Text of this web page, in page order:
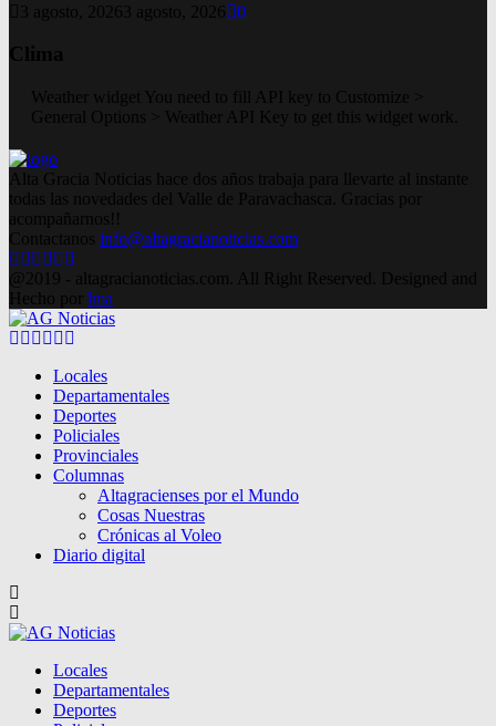
3 agosto, 2026 3 agosto, 2026 0
Clima
Weather widget You need to fill API key to Customize >
General Options > Weather API Key to get this widget work.
Alta Gracia Noticias hace dos años trabaja para llevarte al instante
todas las novedades del Valle de Paravachasca. Gracias por
acompañarnos!!
Contactanos info@altagracianoticias.com
Facebook
Twitter
Instagram
Pinterest
Google
@2019 - altagracianoticias.com. All Right Reserved. Designed and
Hecho por lma
Facebook
Twitter
Instagram
Pinterest
Google
Locales
Departamentales
Deportes
Policiales
Provinciales
Columnas
Altagracienses por el Mundo
Cosas Nuestras
Crónicas al Voleo
Diario digital
Locales
Departamentales
Deportes